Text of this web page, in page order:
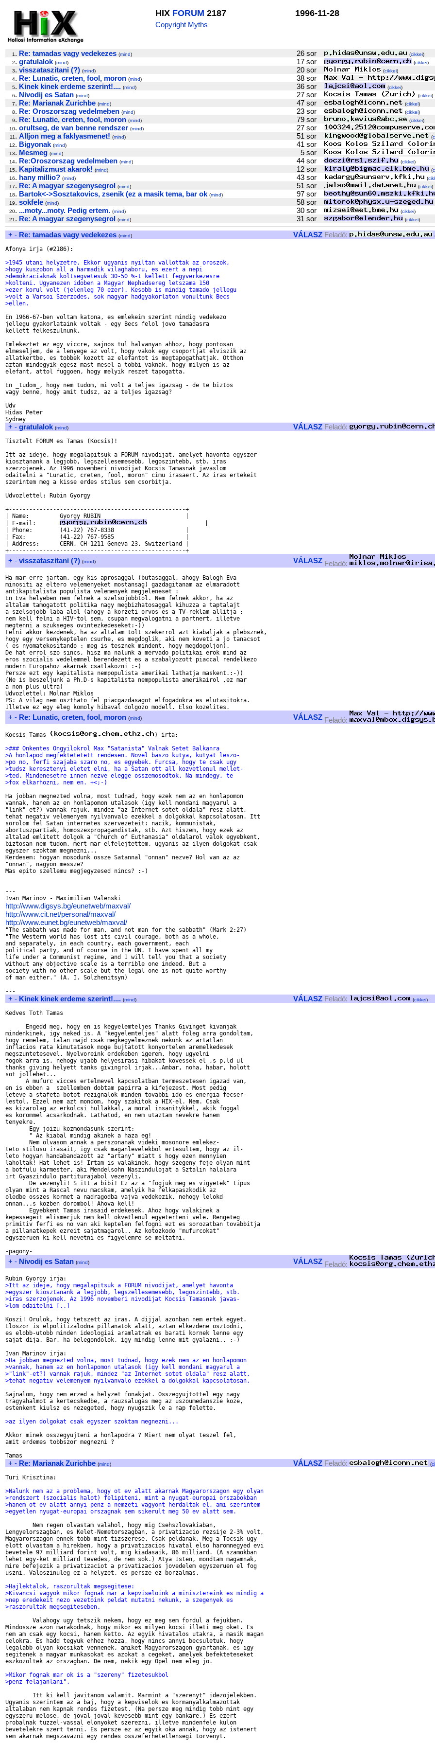
HIX FORUM 2187
Copyright Myths
1996-11-28
1 . Re: tamadas vagy vedekezes (mind) 26 sor (cikkei)
2. gratulalok (mind) 17 sor (cikkei)
3. visszataszitani (?) (mind) 20 sor (cikkei)
4. Re: Lunatic, creten, fool, moron (mind) 38 sor
5. Kinek kinek erdeme szerint!.... (mind) 36 sor (cikkei)
6. Nivodij es Satan (mind) 27 sor (cikkei)
7. Re: Marianak Zurichbe (mind) 47 sor (cikkei)
8. Re: Oroszorszag vedelmeben (mind) 23 sor (cikkei)
9. Re: Lunatic, creten, fool, moron (mind) 79 sor (cikkei)
10. orultseg, de van benne rendszer (mind) 27 sor
11 . Alljon meg a faklyasmenet! (mind) 51 sor (
12. Bigyonak (mind) 41 sor
13. Mesmeg (mind) 5 sor
14. Re:Oroszorszag vedelmeben (mind) 44 sor (cikkei)
15. Kapitalizmust akarok! (mind) 12 sor (
16. hany millio? (mind) 43 sor (
17. Re: A magyar szegenysegrol (mind) 51 sor (cikkei)
18. Bartok<->Sosztakovics, zsenik (ez a masik tema, bar ok (mind) 97 sor
19. sokfele (mind) 58 sor
20. ...moty...moty. Pedig ertem. (mind) 30 sor (cikkei)
21 . Re: A magyar szegenysegrol (mind) 31 sor (cikkei)
+ - Re: tamadas vagy vedekezes (mind) VÁLASZ Feladó:
Afonya irja (#2186):
>1945 utani helyzetre. Ekkor ugyanis nyiltan vallottak az oroszok,
>hogy kuszobon all a harmadik vilaghaboru, es ezert a nepi
>demokraciaknak koltsegvetesuk 30-50 %-t kellett fegyverkezesre
>kolteni. Ugyanezen idoben a Magyar Nephadsereg letszama 150
>ezer korul volt (jelenleg 70 ezer). Kesobb is mindig tamado jellegu
>volt a Varsoi Szerzodes, sok magyar hadgyakorlaton vonultunk Becs
>ellen.
En 1966-67-ben voltam katona, es emlekeim szerint mindig vedekezo
jellegu gyakorlataink voltak - egy Becs felol jovo tamadasra
kellett felkeszulnunk.
Emlekeztet ez egy viccre, sajnos tul halvanyan ahhoz, hogy pontosan
elmeseljem, de a lenyege az volt, hogy vakok egy csoportjat elviszik az
allatkertbe, es tobbek kozott az elefantot is megtapogathatjak. Otthon
aztan mindegyik egesz mast mesel a tobbi vaknak, hogy milyen is az
elefant, attol fuggoen, hogy melyik reszet tapogatta.
En _tudom_, hogy nem tudom, mi volt a teljes igazsag - de te biztos
vagy benne, hogy amit tudsz, az a teljes igazsag?
Udv
Hidas Peter
+ - gratulalok (mind) VÁLASZ Feladó:
Tisztelt FORUM es Tamas (Kocsis)!
Itt az ideje, hogy megalapitsuk a FORUM nivodijat, amelyet havonta egyszer
kiosztanank a legjobb, legszellesemesebb, legoszintebb, stb. iras
szerzojenek. Az 1996 novemberi nivodijat Kocsis Tamasnak javaslom
odaitelni a "Lunatic, creten, fool, moron" cimu irasaert. Az iras ertekeit
szerintem meg a kisse erdes stilus sem csorbitja.
Udvozlettel: Rubin Gyorgy
+----------------------------------------------------+
| Name:         Gyorgy RUBIN                         |
| E-mail:
| Phone:        (41-22) 767-8338                     |
| Fax:          (41-22) 767-9585                     |
| Address:      CERN, CH-1211 Geneva 23, Switzerland |
+ - visszataszitani (?) (mind) VÁLASZ Feladó:
Ha mar erre jartam, egy kis aprosaggal (butasaggal, ahogy Balogh Eva
minositi az eltero velemenyeket mostansag) gazdagitanam az elmaradott
antikapitalista populista velemenyek megjeleneset :
En Eva helyeben nem felnek a szelsojobbtol. Nem felnek akkor, ha az
altalam tamogatott politika nagy megbizhatosaggal kihuzza a taptalajt
a szelsojobb laba alol (ahogy a korzeti orvos es a TV-reklam allitja :
nem kell felni a HIV-tol sem, csupan megvalogatni a partnert, illetve
megtenni a szukseges ovintezkedeseket:-))
Felni akkor kezdenek, ha az altalam tolt szekerrol azt kiabaljak a plebsznek,
hogy egy versenykeptelen csurhe, es megdoglik, aki nem koveti a jo tanacsot
( es nyomatekositando : meg is tesznek mindent, hogy megdogoljon).
De hat errol szo sincs, hisz ma nalunk a mervado politikai erok mind az
eros szocialis vedelemmel berendezett es a szabalyozott piaccal rendelkezo
modern Europahoz akarnak csatlakozni :-)
Persze ezt egy kapitalista nempopulista amerikai lathatja maskent.:-))
(Ne is beszeljunk a Ph.D-s kapitalista nempopulista amerikairol ,ez mar
a non plus ultra)
Udvozlettel: Molnar Miklos
PS: A vilag nem oszthato fel piacgazdasagot elfogadokra es elutasitokra.
+ - Re: Lunatic, creten, fool, moron (mind) VÁLASZ Feladó:
Kocsis Tamas
) irta:
>### Onkentes Ongyilokrol Max "Satanista" Valnak Setet Balkanra
>A honlapod megfektetetett rendesen. Novel baszo kutya, kutyat leszo-
>po no, ferfi szajaba szaro no, es egyebek. Furcsa, hogy te csak ugy
>tudsz keresztenyi eletet elni, ha a Satan ott all kozvetlenul mellet-
>ted. Mindenesetre innen nezve elegge osszemosodtok. Na mindegy, te
>fox elkarhozni, nem en. +<;-)
Ha jobban megnezted volna, most tudnad, hogy ezek nem az en honlapomon
vannak, hanem az en honlapomon utalasok (igy kell mondani magyarul a
"link"-et?) vannak rajuk, mindez "az Internet sotet oldala" resz alatt,
tehat negativ velemenyem nyilvanvalo ezekkel a dolgokkal kapcsolatosan. Itt
sorolom fel Satan internetes szervezeteit: nacik, kommunistak,
abortuszpartiak, homoszexpropagandistak, stb. Azt hiszem, hogy ezek az
altalad emlitett dolgok a "Church of Euthanasia" oldalarol valok egyebkent,
biztosan nem tudom, mert mar elfelejtettem, ugyanis az ilyen dolgokat csak
egyszer szoktam megnezni...
Kerdesem: hogyan mosodunk ossze Satannal "onnan" nezve? Hol van az az
"onnan", nagyon messze?
Mas epito szellemu megjegyzesed nincs? :-)
---
http://www.digsys.bg/eunetweb/maxval/
http://www.cit.net/personal/maxval/
http://www.eunet.bg/eunetweb/maxval/
"The sabbath was made for man, and not man for the sabbath" (Mark 2:27)
"The Western world has lost its civil courage, both as a whole,
and separately, in each country, each government, each
political party, and of course in the UN. I have spent all my
life under a Communist regime, and I will tell you that a society
without any objective scale is a terrible one indeed. But a
society with no other scale but the legal one is not quite worthy
of man either." (A. I. Solzhenitsyn)
+ - Kinek kinek erdeme szerint!.... (mind) VÁLASZ Feladó: (cikkei)
Kedves Toth Tamas
      Engedd meg, hogy en is kegyelemteljes Thanks Givinget kivanjak
mindenkinek, igy neked is. A "kegyelemteljes" alatt foleg arra gondoltam,
hogy remelem, talan majd csak megkegyelmeznek nekunk az artatlan
inflacios rata kimutatasok moge bujtatott konyortelen aremelkedesek
megszuntetesevel. Nyelvoreink erdekeben igerem, hogy ugyelni
fogok arra is, nehogy ujabb helyesirasi hibakat kovessek el ‚s p‚ld ul
thanks giving helyett tanks givingrol irjak...Ambar, noha, habar, holott
sot jollehet...
      A mufurc vicces ertelmevel kapcsolatban termeszetesen igazad van,
en is ebben a  szellemben dobtam papirra a kifejezest. Most pedig
leteve a stafeta botot rezignalok minden tovabbi ido es energia fecser-
lestol. Ezzel nem azt mondom, hogy szakitok a HIX-el. Nem. Csak
es kizarolag az erkolcsi hullakkal, a moral insanitykkel, akik foggal
es korommel acsarkodnak. Lathatod, en nem utaztam nevekre hanem
tenyekre.
       Egy joizu kozmondasunk szerint:
       " Az kiabal mindig akinek a haza eg!
       Nem olvasom annak a perszonanak videki mosonore emlekez-
teto stilusu irasait, igy csak maganlevelekbol ertesultem, hogy az il-
leto hogyan handabandazott az "artany" miatt s hogy ezen mennyien
laholtak! Hat lehet is! Irtam is valakinek, hogy szegeny feje olyan mint
a botfulu karmester, aki Mendelsohn Naszindulojat a Sztalin halalara
irt Gyaszindulo partiturajabol vezenyli.
       De vezenyli! S itt a bibi! Ez az a "fogjuk meg es vigyetek" tipus
olyan mint a Rascal nevu macskam, amelyik ha felkapaszkodik az
oledbe osszes kormet a nadragodba vajva vedekezik, nehogy lelokd
onnan...s kozben dorombol! Ahova kell!
       Egyebkent Tamas irasaid erdekesek. Ahoz hogy valakinek a
kepessegeit elismerjuk nem kell okvetlenul egyeterteni vele. Rengeteg
primitiv ferfi es no van aki keptelen felfogni ezt es sorozatban tovabbitja
a pillanatkepek ezreit sajatmagarol.. Az kotozkodo "mufurcokat"
egyszeruen ki kell nevetni es figyelemre se meltatni.
+ - Nivodij es Satan (mind) VÁLASZ Feladó:
>Itt az ideje, hogy megalapitsuk a FORUM nivodijat, amelyet havonta
>egyszer kiosztanank a legjobb, legszellesemesebb, legoszintebb, stb.
>iras szerzojenek. Az 1996 novemberi nivodijat Kocsis Tamasnak javas-
>lom odaitelni [..]
Koszi! Orulok, hogy tetszett az iras. A dijjal azonban nem ertek egyet.
Eloszor is elpolitizalodna pillanatok alatt, aztan elkezdene osztodni,
es elobb-utobb minden ideologiai aramlatnak es barati kornek lenne egy
sajat dija. Bar, ha belegondolok, igy mindig lenne mit gyalazni.. ;-)
>Ha jobban megnezted volna, most tudnad, hogy ezek nem az en honlapomon
>vannak, hanem az en honlapomon utalasok (igy kell mondani magyarul a
>"link"-et?) vannak rajuk, mindez "az Internet sotet oldala" resz alatt,
>tehat negativ velemenyem nyilvanvalo ezekkel a dolgokkal kapcsolatosan.
Sajnalom, hogy nem erzed a helyzet fonakjat. Osszegyujtottel egy nagy
tragyahalmot a kertecskedbe, a rauzsalugas meg az uszoumedanszie koze,
estenkent kiulsz es nezegeted, hogy nyugszik le a nap felette.
>az ilyen dolgokat csak egyszer szoktam megnezni...
Akkor minek osszegyujteni a honlapodra ? Miert nem olyat teszel fel,
amit erdemes tobbszor megnezni ?
+ - Re: Marianak Zurichbe (mind) VÁLASZ Feladó: (
Turi Krisztina:
>Nalunk nem az a problema, hogy ot ev alatt akarnak Magyarorszagon egy olyan
>rendszert (szocialis halot) felipiteni, mint a nyugat-europai orszabokban
>hanem ot ev alatt annyi penz a nemzeti vagyont herdaltak el, ami szerintem
>egyetlen nyugat-europai orszagnak sem sikerult meg 50 ev alatt sem.
        Nem regen olvastam valahol, hogy mig Csehszlovakiaban,
Lengyelorszagban, es Kelet-Nemetorszagban, a privatizacio rezsije 2-3% volt,
Magyarorszagon ennek tobb mint tizszerese. Csak peldanak. Meg a Tocsik-ugy
elott olvastam a hirekben, hogy a privatizacios hivatal elso haromnegyed evi
bevetele 97 milliard forint volt, mig kiadasaik, 86 milliard. (A szamokban
lehet egy-ket milliard tevedes, de nem sok.) Atya Isten, mondtam magamnak,
mire befejezik a privatizaciot a privatizacios jovedelem egyszeruen el fog
uszni. Valoszinuleg ez a helyzet, es persze ez borzalmas.
>Hajlektalok, raszorultak megsegitese:
>Kivancsi vagyok mikor fognak mar a kepviseloink a minisztereink es mindig a
>nep eredekeit nezo vezetoink peldat mutatni nekunk, a szegenyek es
>raszorultak megsegiteseben.
        Valahogy ugy tetszik nekem, hogy ez meg sem fordul a fejukben.
Mindossze azon marakodnak, hogy mikor es milyen kocsi illeti meg oket. Es
nem am csak egy kocsi, hanem ketto. Az egyik hivatalos utakra, a masik magan
celokra. Es hadd tegyuk ehhez hozza, hogy nincs annyi becsuletuk, hogy
legalabb olyan kocsikat vennenek, amiket Magyarorszagon gyartanak, es igy
segitenek a magyar munkasokat es azokat a cegeket, amelyek befekteteseket
eszkozoltek az orszagban. De nem, nekik egy Opel nem eleg jo.
>Mikor fognak mar ok is a "szereny" fizetesukbol
>penz felajanlani".
        Itt ki kell javitanom valamit. Marmint a "szerenyt" idezojelekben.
Ugyanis szerintem az a baj, hogy a kepviselok es kormanyalkalmazottak
altalaban nem kapnak rendes fizetest. (Na persze meg mindig tobb mint egy
egyszeru melose, de joval-joval kevesebb mint egy bankare.) Es ezert
probalnak tuzzel-vassal elonyoket szerezni, illetve mindenfele kulon
bevetelekre szert tenni. Es persze ez az egyik oka annak, hogy az istenert
sem akarnak megszavazni egy rendes osszeferhetetlensegi torvenyt.